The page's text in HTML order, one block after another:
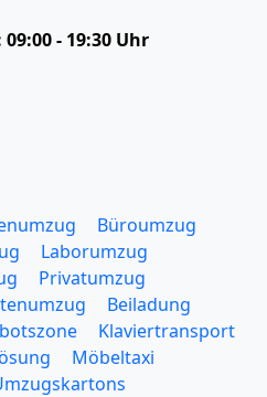
09:00 - 19:30 Uhr
Büroumzug
Laborumzug
Privatumzug
Beiladung
Klaviertransport
Möbeltaxi